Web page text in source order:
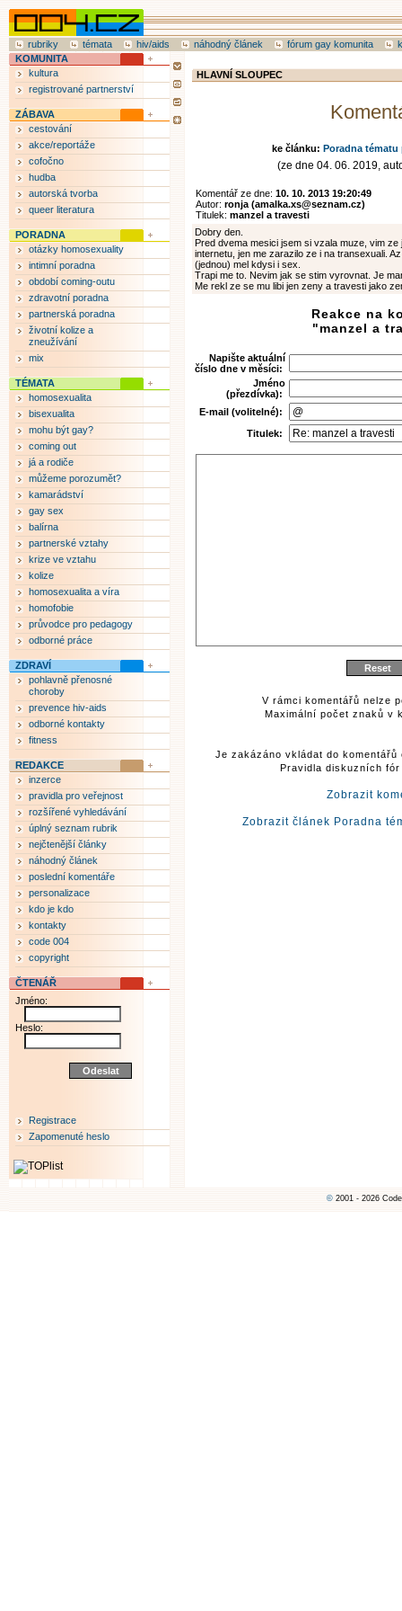
rubriky témata hiv/aids náhodný článek fórum gay komunita
HLAVNÍ SLOUPEC
ke článku: Poradna
(ze dne 04. 06. 2019,
Komentář ze dne: 10. 10. 2013 19:20:49
Autor: ronja (amalka.xs@seznam.cz)
Titulek: manzel a travesti
Dobry den.
Pred dvema mesici jsem si vzala muze, vim
internetu, jen me zarazilo ze i na transexuali.
(jednou) mel kdysi i sex.
Trapi me to. Nevim jak se stim vyrovnat. Je
Me rekl ze se mu libi jen zeny a travesti jako
Reakce na
"manzel a
Napište aktuální
číslo dne v měsíci:
Jméno
(přezdívka):
E-mail (volitelné):
Titulek:
V rámci komentářů nelze
Maximální počet znaků v
Je zakázáno vkládat do
Pravidla diskuzních
Zobrazit
Zobrazit článek Poradna
KOMUNITA
kultura
registrované partnerství
ZÁBAVA
cestování
akce/reportáže
cofočno
hudba
autorská tvorba
queer literatura
PORADNA
otázky homosexuality
intimní poradna
období coming-outu
zdravotní poradna
partnerská poradna
životní kolize a
zneužívání
mix
TÉMATA
homosexualita
bisexualita
mohu být gay?
coming out
já a rodiče
můžeme porozumět?
kamarádství
gay sex
balírna
partnerské vztahy
krize ve vztahu
kolize
homosexualita a víra
homofobie
průvodce pro pedagogy
odborné práce
ZDRAVÍ
pohlavně přenosné
choroby
prevence hiv-aids
odborné kontakty
fitness
REDAKCE
inzerce
pravidla pro veřejnost
rozšířené vyhledávání
úplný seznam rubrik
nejčtenější články
náhodný článek
poslední komentáře
personalizace
kdo je kdo
kontakty
code 004
copyright
ČTENÁŘ
Jméno:
Heslo:
Registrace
Zapomenuté heslo
© 2001 - 2026